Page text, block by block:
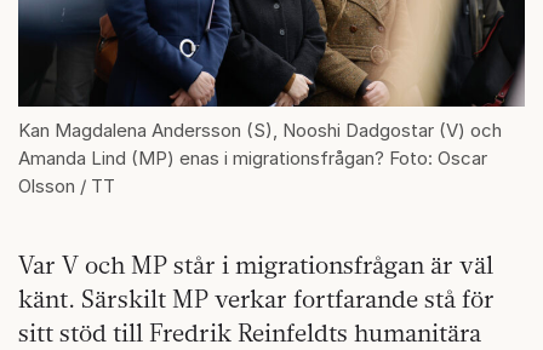
Kan Magdalena Andersson (S), Nooshi Dadgostar (V) och
Amanda Lind (MP) enas i migrationsfrågan? Foto: Oscar
Olsson / TT
Var V och MP står i migrationsfrågan är väl
känt. Särskilt MP verkar fortfarande stå för
sitt stöd till Fredrik Reinfeldts humanitära